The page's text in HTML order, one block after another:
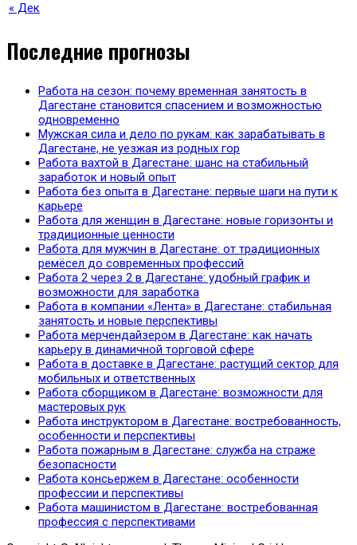
« Дек
Последние прогнозы
Работа на сезон: почему временная занятость в
Дагестане становится спасением и возможностью
одновременно
Мужская сила и дело по рукам: как зарабатывать в
Дагестане, не уезжая из родных гор
Работа вахтой в Дагестане: шанс на стабильный
заработок и новый опыт
Работа без опыта в Дагестане: первые шаги на пути к
карьере
Работа для женщин в Дагестане: новые горизонты и
традиционные ценности
Работа для мужчин в Дагестане: от традиционных
ремёсел до современных профессий
Работа 2 через 2 в Дагестане: удобный график и
возможности для заработка
Работа в компании «Лента» в Дагестане: стабильная
занятость и новые перспективы
Работа мерчендайзером в Дагестане: как начать
карьеру в динамичной торговой сфере
Работа в доставке в Дагестане: растущий сектор для
мобильных и ответственных
Работа сборщиком в Дагестане: возможности для
мастеровых рук
Работа инструктором в Дагестане: востребованность,
особенности и перспективы
Работа пожарным в Дагестане: служба на страже
безопасности
Работа консьержем в Дагестане: особенности
профессии и перспективы
Работа машинистом в Дагестане: востребованная
профессия с перспективами